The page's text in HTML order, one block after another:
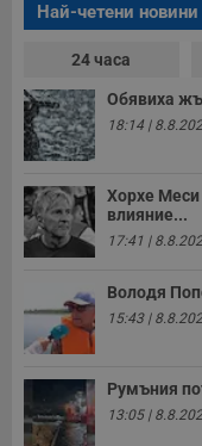
Най-четени новини
24 часа
Обявиха
18:14 |
Хорхе Меси
влияние...
17:41 |
Володя
15:43 |
Румъния
13:05 |